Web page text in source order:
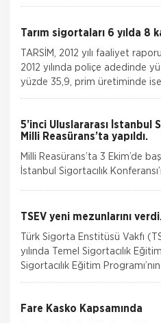
Tarım sigortaları 6 yılda 8
TARSİM, 2012 yılı faaliyet raporunu
2012 yılında poliçe adedinde
yüzde 35,9, prim üretiminde
5’inci Uluslararası İstanbul
Milli Reasürans’ta yapıldı.
Milli Reasürans’ta 3 Ekim’de
İstanbul Sigortacılık
TSEV yeni mezunlarını
Türk Sigorta Enstitüsü Vakfı
yılında Temel Sigortacılık
Sigortacılık Eğitim
Fare Kasko Kapsamında